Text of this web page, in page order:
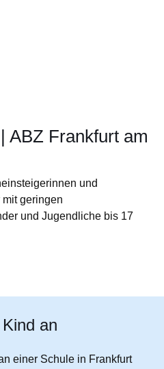
ABZ Frankfurt am
und
geringen
und Jugendliche bis 17
an
einer Schule in Frankfurt